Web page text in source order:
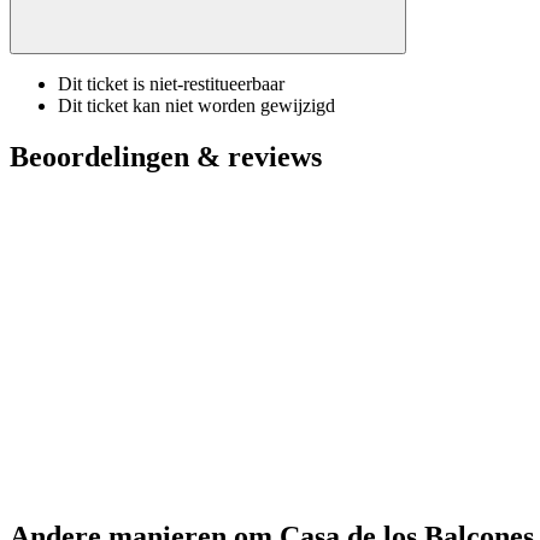
Dit ticket is niet-restitueerbaar
Dit ticket kan niet worden gewijzigd
Beoordelingen & reviews